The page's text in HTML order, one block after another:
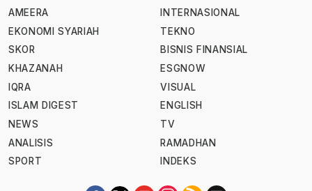
AMEERA
EKONOMI SYARIAH
SKOR
KHAZANAH
IQRA
ISLAM DIGEST
NEWS
ANALISIS
SPORT
INTERNASIONAL
TEKNO
BISNIS FINANSIAL
ESGNOW
VISUAL
ENGLISH
TV
RAMADHAN
INDEKS